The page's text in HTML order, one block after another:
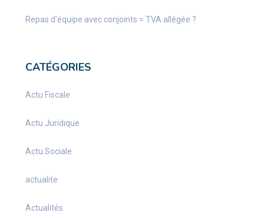
Repas d’équipe avec conjoints = TVA allégée ?
CATÉGORIES
Actu Fiscale
Actu Juridique
Actu Sociale
actualite
Actualités